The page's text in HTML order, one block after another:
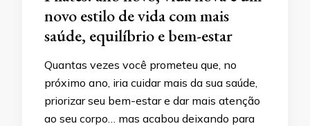
novo estilo de vida com mais
saúde, equilíbrio e bem-estar
Quantas vezes você prometeu que, no
próximo ano, iria cuidar mais da sua saúde,
priorizar seu bem-estar e dar mais atenção
ao seu corpo… mas acabou deixando para